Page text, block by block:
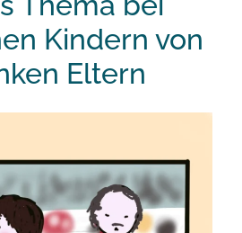
Kindern von
Eltern